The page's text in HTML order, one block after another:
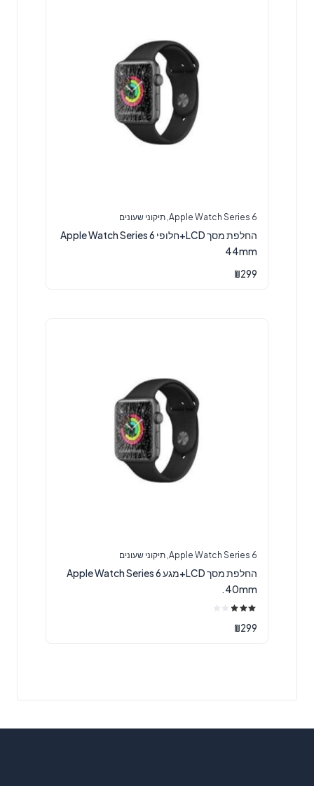
Apple Watch Series 6
,תיקוני שעונים
החלפת מסך LCD+חלופי Apple Watch Series 6
44mm
₪299
Apple Watch Series 6
,תיקוני שעונים
החלפת מסך LCD+מגע Apple Watch Series 6
40mm.
3.00
מתוך 5
₪299